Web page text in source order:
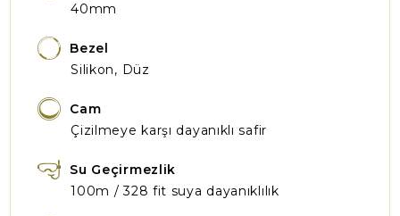
40mm
Bezel
Silikon, Düz
Cam
Çizilmeye karşı dayanıklı safir
Su Geçirmezlik
100m / 328 fit suya dayanıklılık